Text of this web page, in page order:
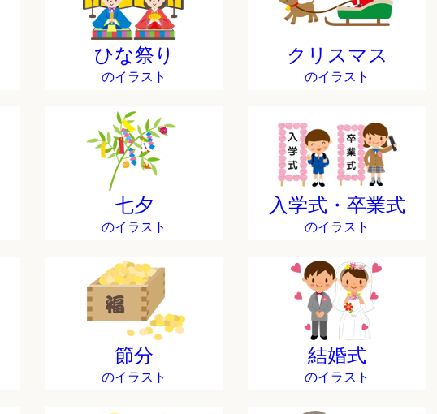
ひな祭り
のイラスト
クリスマス
のイラスト
七夕
のイラスト
入学式・卒業式
のイラスト
節分
のイラスト
結婚式
のイラスト